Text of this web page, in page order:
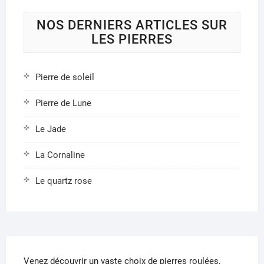
la
page
NOS DERNIERS ARTICLES SUR
LES PIERRES
Pierre de soleil
Pierre de Lune
Le Jade
La Cornaline
Le quartz rose
Venez découvrir un vaste choix de pierres roulées,